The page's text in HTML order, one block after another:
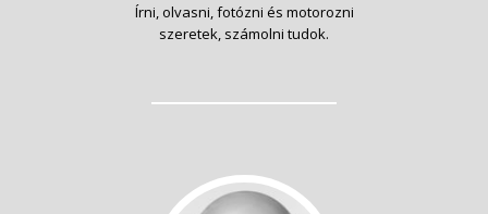
Írni, olvasni, fotózni és motorozni
szeretek, számolni tudok.